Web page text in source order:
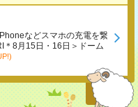
などスマホの充電を繋
＊8月15日・16日＞ドーム